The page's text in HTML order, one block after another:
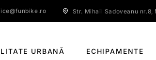
Str. Mihail Sadoveanu nr.8,
URBANĂ ECHIPAMENTE